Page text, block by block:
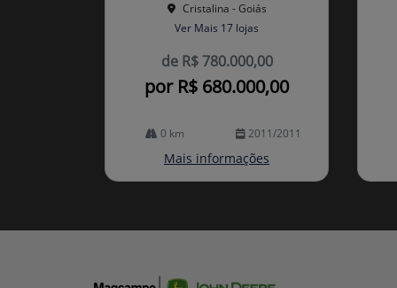
Cristalina - Goiás
Ver Mais 17 lojas
de R$ 780.000,00
por R$ 680.000,00
0 km 2011/2011
Mais informações